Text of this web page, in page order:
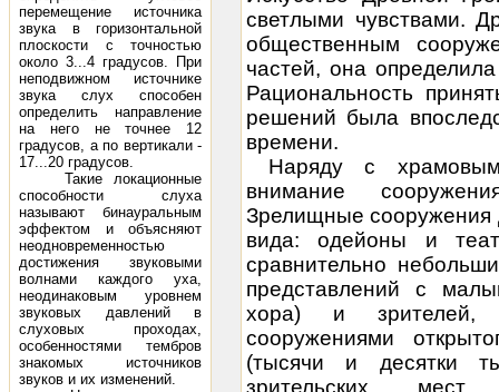
перемещение источника
звука в горизонтальной
плоскости с точностью
около 3...4 градусов. При
неподвижном источнике
звука слух способен
определить направление
на него не точнее 12
градусов, а по вертикали -
17...20 градусов.
Такие локационные
способности слуха
называют бинауральным
эффектом и объясняют
неодновременностью
достижения звуковыми
волнами каждого уха,
неодинаковым уровнем
звуковых давлений в
слуховых проходах,
особенностями тембров
знакомых источников
звуков и их изменений.
светлыми чувствами.
общественным
частей, она
Рациональность
решений была
времени.
Наряду с
внимание
Зрелищные сооружения
вида: одейоны и
сравнительно
представлений с
хора) и зрителей,
сооружениями
(тысячи и десятки
зрительских